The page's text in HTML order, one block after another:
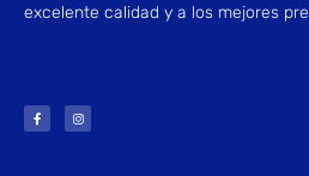
excelente calidad y a los mejores
c
e
b
s
t
a